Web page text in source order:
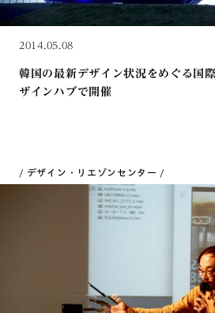
2014.05.08
韓国の最新デザイン状況をめぐる国
ザインハブで開催
デザイン・リエゾンセンター